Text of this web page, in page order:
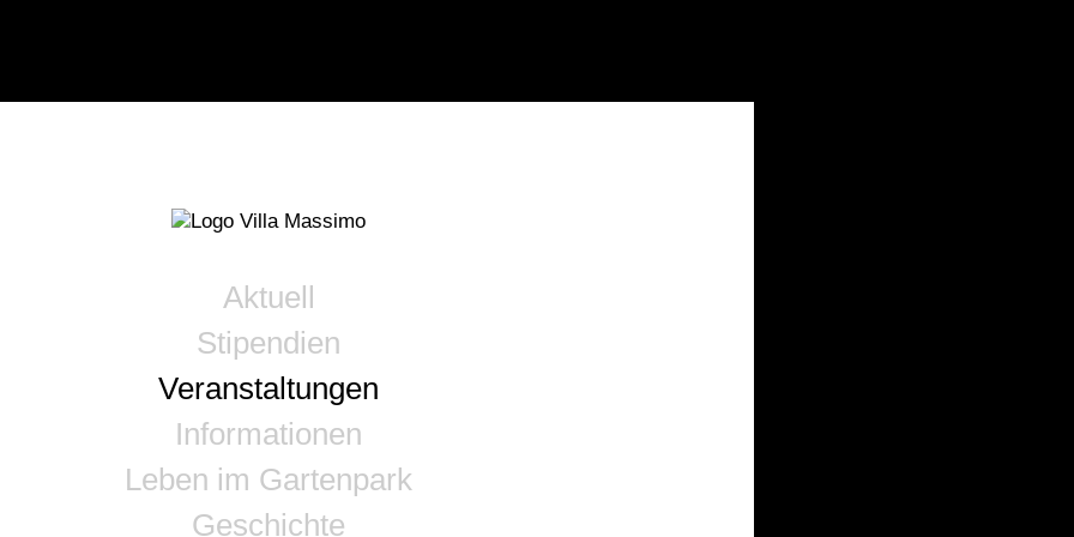
Aktuell
Stipendien
Veranstaltungen
Informationen
Leben im Gartenpark
Geschichte